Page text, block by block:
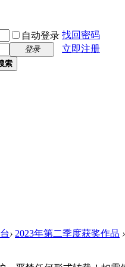
自动登录 找回密码
登录
立即注册
索
› 2023年第二季度获奖作品 ›